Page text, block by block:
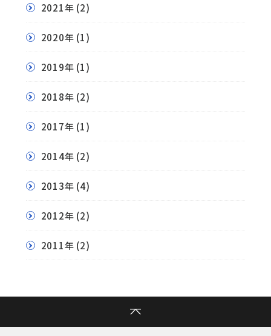
2021年 (2)
2020年 (1)
2019年 (1)
2018年 (2)
2017年 (1)
2014年 (2)
2013年 (4)
2012年 (2)
2011年 (2)